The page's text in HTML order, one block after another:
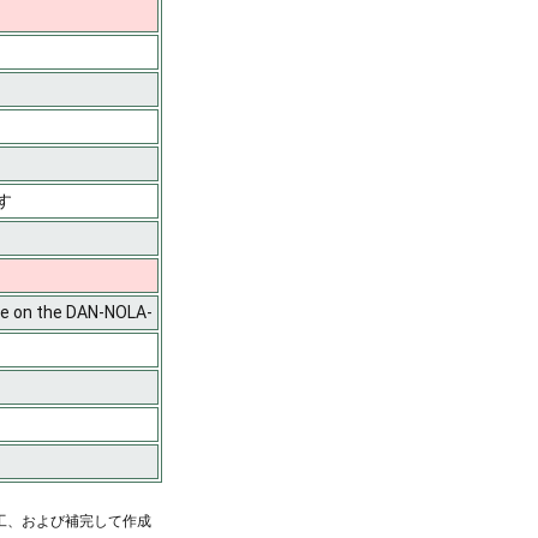
on the DAN-NOLA-
、および補完して作成